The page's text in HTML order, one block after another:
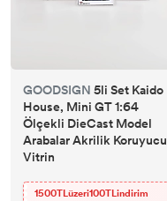
GOODSIGN 5li Set Kaido
House, Mini GT 1:64
Ölçekli DieCast Model
Arabalar Akrilik Koruyucu
Vitrin
1500TLüzeri100TLindirim